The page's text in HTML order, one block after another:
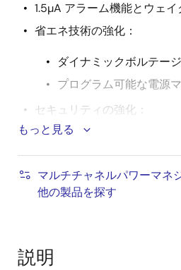
1.5µA アラーム機能とウェ
省エネ技術の強化：
ダイナミックボルテー
プログラム可能な電源
セキュリティの強化：
ウォッチドッグタイマ
A
もっと見る
マルチチャネルパワーマネ
他の製品を探す
説明